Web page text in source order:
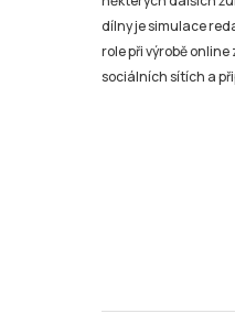
dílny je simulace
role při výrobě
sociálních sítích a